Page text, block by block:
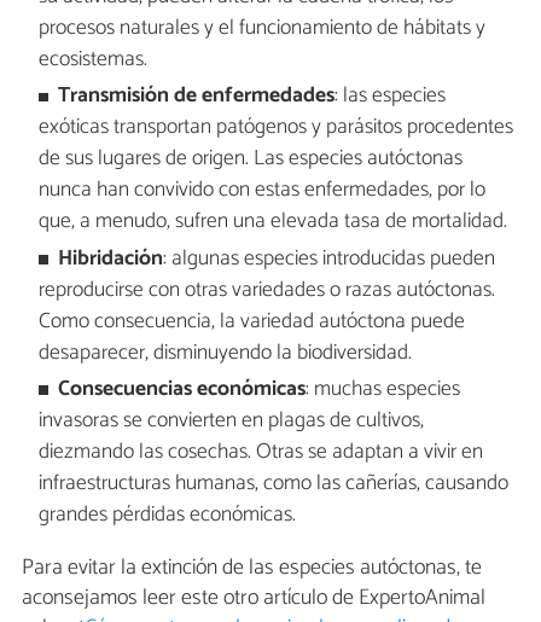
procesos naturales y el funcionamiento de hábitats y
ecosistemas.
Transmisión de enfermedades: las especies
exóticas transportan patógenos y parásitos procedentes
de sus lugares de origen. Las especies autóctonas
nunca han convivido con estas enfermedades, por lo
que, a menudo, sufren una elevada tasa de mortalidad.
Hibridación: algunas especies introducidas pueden
reproducirse con otras variedades o razas autóctonas.
Como consecuencia, la variedad autóctona puede
desaparecer, disminuyendo la biodiversidad.
Consecuencias económicas: muchas especies
invasoras se convierten en plagas de cultivos,
diezmando las cosechas. Otras se adaptan a vivir en
infraestructuras humanas, como las cañerías, causando
grandes pérdidas económicas.
Para evitar la extinción de las especies autóctonas, te
aconsejamos leer este otro artículo de ExpertoAnimal